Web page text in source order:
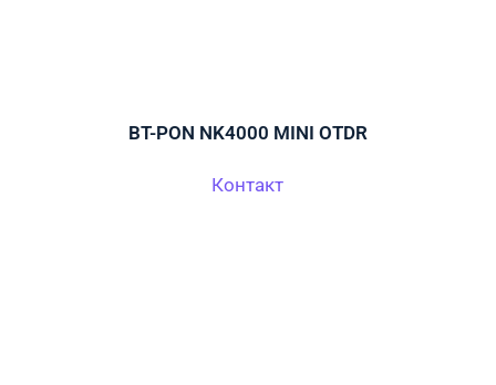
BT-PON NK4000 MINI OTDR
Контакт